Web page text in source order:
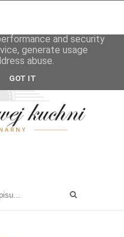
to deliver its services
and security
generate usage
abuse.
GOT IT